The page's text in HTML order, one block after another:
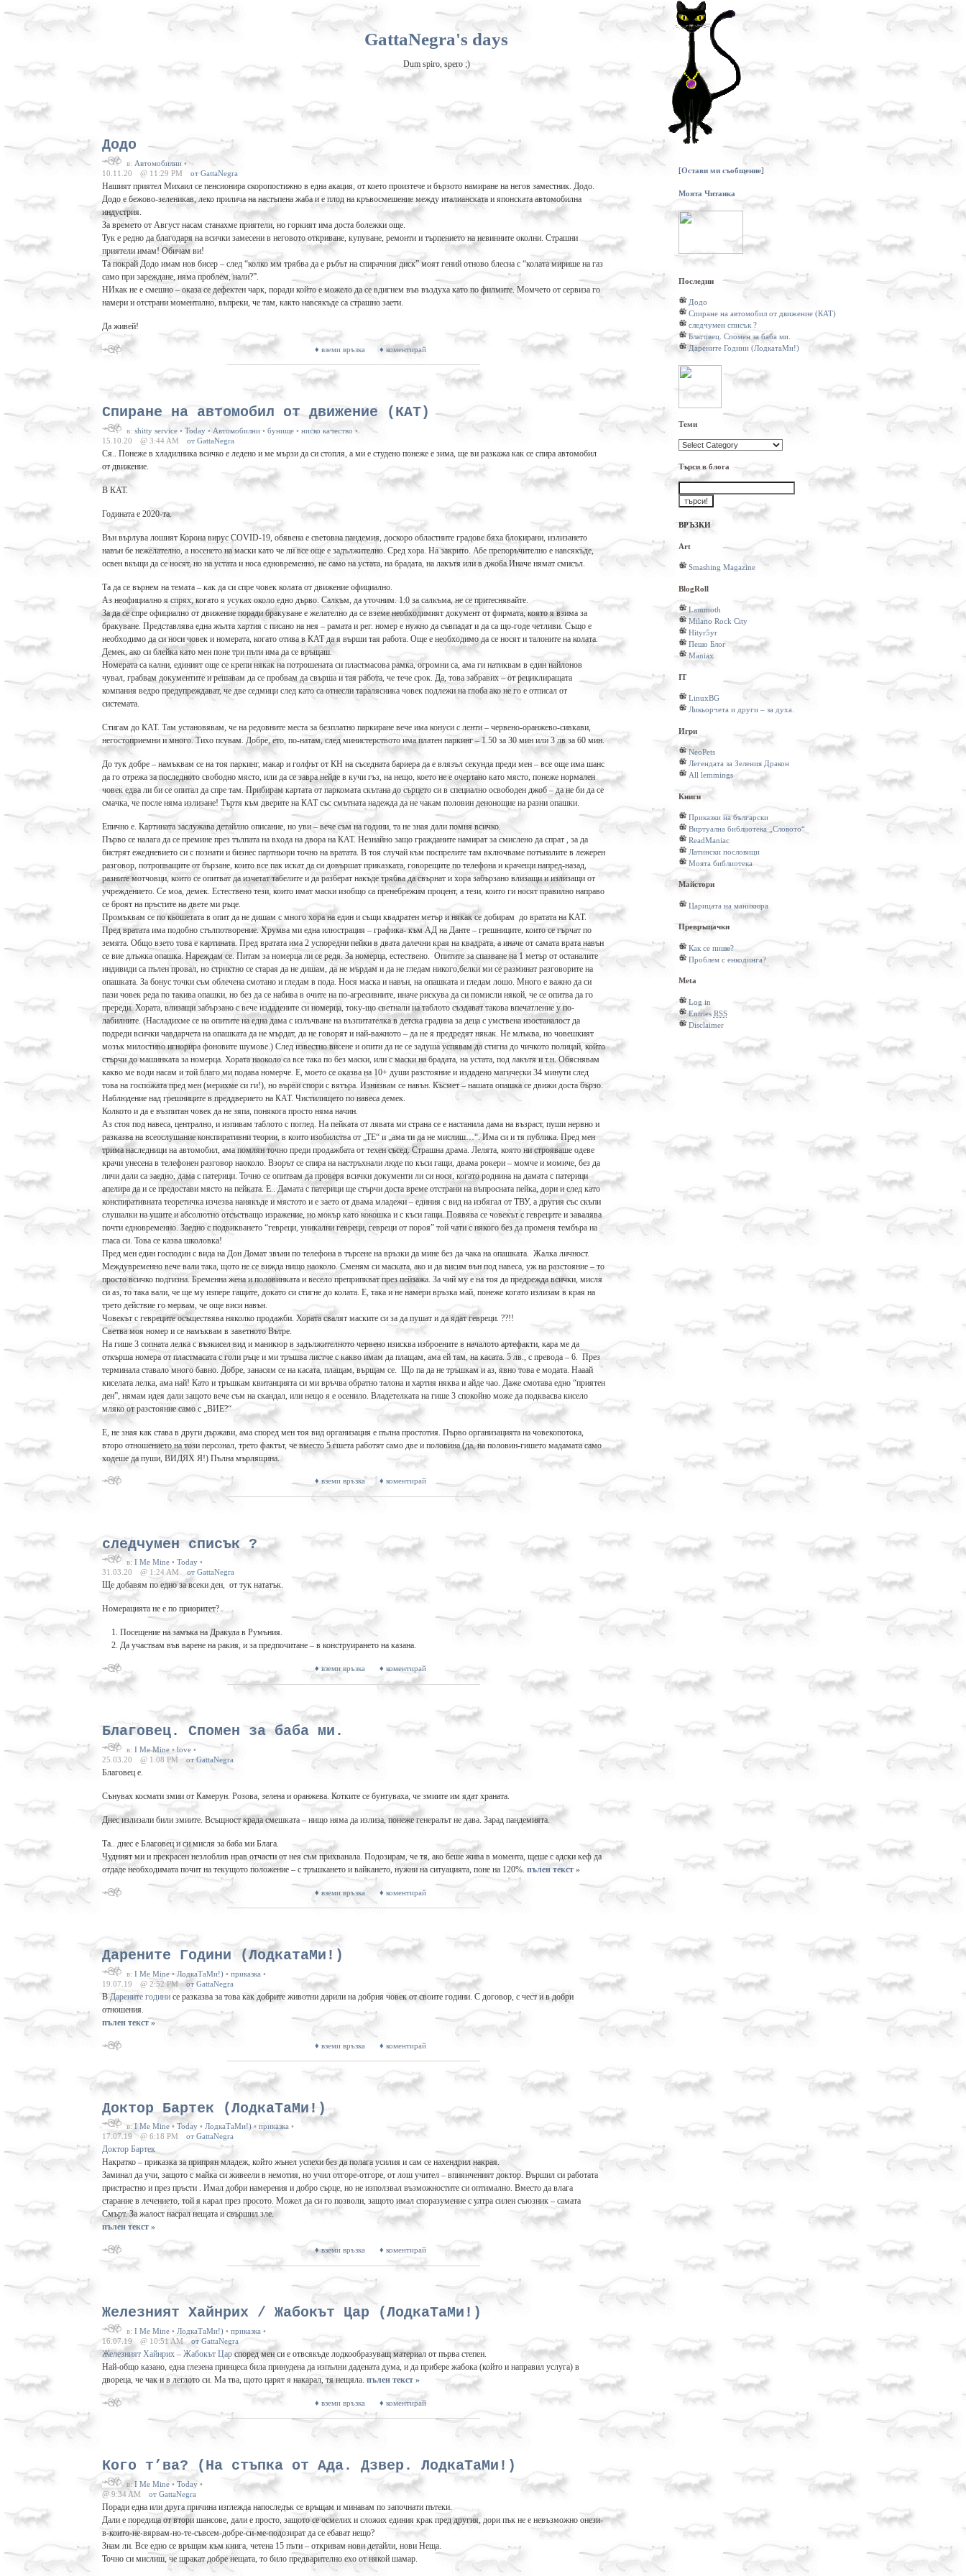
GattaNegra's days
Dum spiro, spero ;)
Додо
в: Автомобилни•
10.11.20
@ 11:29 PM от GattaNegra
Нашият приятел Михаил се пенсионира скоропостижно в една акация, от което произтече и бързото намиране на негов заместник. Додо.
Додо е бежово-зеленикав, леко прилича на настъпена жаба и е плод на кръвосмешение между италианската и японската автомобилна
индустрия.
За времето от Август насам станахме приятели, но горкият има доста болежки още.
Тук е редно да благодаря на всички замесени в неговото откриване, купуване, ремонти и търпението на невинните околни. Страшни
приятели имам! Обичам ви!
Та покрай Додо имам нов бисер – след “колко мм трябва да е ръбът на спирачния диск” моят гений отново блесна с “колата мирише на газ
само при зареждане, няма проблем, нали?”.
НИкак не е смешно – оказа се дефектен чарк, поради който е можело да се вдигнем във въздуха като по филмите. Момчето от сервиза го
намери и отстрани моментално, въпреки, че там, както навсякъде са страшно заети.
Да живей!
♦ вземи връзка ♦ коментирай
Спиране на автомобил от движение (КАТ)
в: shitty service• Today• Автомобилни• бунище• ниско качество•
15.10.20
@ 3:44 AM от GattaNegra
Ся.. Понеже в хладилника всичко е ледено и ме мързи да си стопля, а ми е студено понеже е зима, ще ви разкажа как се спира автомобил
от движение.
В КАТ.
Годината е 2020-та.
Вън върлува лошият Корона вирус COVID-19, обявена е световна пандемия, доскоро областните градове бяха блокирани, излизането
навън бе нежелателно, а носенето на маски като че ли все още е задължително. Сред хора. На закрито. Абе препоръчително е навсякъде,
освен вкъщи да се носят, но на устата и носа едновременно, не само на устата, на брадата, на лакътя или в джоба.Иначе нямат смисъл.
Та да се върнем на темата – как да си спре човек колата от движение официално.
Аз неофициално я спрях, когато я усуках около едно дърво. Салкъм, да уточним. 1:0 за салкъма, не се притеснявайте.
За да се спре официално от движение поради бракуване е желателно да се вземе необходимият документ от фирмата, която я взима за
бракуване. Представлява една жълта хартия с писано на нея – рамата и рег. номер е нужно да съвпадат и да са що-годе четливи. Също е
необходимо да си носи човек и номерата, когато отива в КАТ да я върши тая работа. Още е необходимо да се носят и талоните на колата.
Демек, ако си блейка като мен поне три пъти има да се връщаш.
Номерата са кални, единият още се крепи някак на потрошената си пластмасова рамка, огромни са, ама ги натиквам в един найлонов
чувал, грабвам документите и решавам да се пробвам да свърша и тая работа, че тече срок. Да, това забравих – от рециклиращата
компания ведро предупреждават, че две седмици след като са отнесли таралясника човек подлежи на глоба ако не го е отписал от
системата.
Стигам до КАТ. Там установявам, че на редовните места за безплатно паркиране вече има конуси с ленти – червено-оранжево-сивкави,
негостоприемни и много. Тихо псувам. Добре, ето, по-натам, след министерството има платен паркинг – 1.50 за 30 мин или 3 лв за 60 мин.
До тук добре – намъквам се на тоя паркинг, макар и голфът от КН на съседната бариера да е влязъл секунда преди мен – все още има шанс
да го отрежа за последното свободно място, или да се завра нейде в кучи гъз, на нещо, което не е очертано като място, понеже нормален
човек едва ли би се опитал да спре там. Прибирам картата от паркомата скътана до сърцето си в специално освободен джоб – да не би да се
смачка, че после няма излизане! Търтя към дверите на КАТ със смътната надежда да не чакам половин денонощие на разни опашки.
Епично е. Картината заслужава детайлно описание, но уви – вече съм на години, та не зная дали помня всичко.
Първо се налага да се премине през тълпата на входа на двора на КАТ. Незнайно защо гражданите намират за смислено да спрат , за да
бистрят ежедневието си с познати и бизнес партньори точно на вратата. В тоя случай към поспрелите там включваме потъналите в лежерен
разговор, потропващите от бързане, които все пак искат да си довършат приказката, говорещите по телефона и крачещи напред-назад,
разните мотчовци, които се опитват да изчетат табелите и да разберат накъде трябва да свърнат и хора забързано влизащи и излизащи от
учреждението. Се моа, демек. Естествено тези, които имат маски изобщо са пренебрежим процент, а тези, които ги носят правилно направо
се броят на пръстите на двете ми ръце.
Промъквам се по кьошетата в опит да не дишам с много хора на един и същи квадратен метър и някак се добирам до вратата на КАТ.
Пред вратата има подобно стълпотворение. Хрумва ми една илюстрация – графика- към АД на Данте – грешниците, които се гърчат по
земята. Общо взето това е картината. Пред вратата има 2 успоредни пейки в двата далечни края на квадрата, а иначе от самата врата навън
се вие длъжка опашка. Нареждам се. Питам за номерца ли се редя. За номерца, естествено. Опитите за спазване на 1 метър от останалите
индивиди са пълен провал, но стриктно се старая да не дишам, да не мърдам и да не гледам никого,белки ми се разминат разговорите на
опашката. За бонус точки съм облечена смотано и гледам в пода. Нося маска и навън, на опашката и гледам лошо. Много е важно да си
пази човек реда по такива опашки, но без да се набива в очите на по-агресивните, иначе рискува да си помисли някой, че се опитва да го
пререди. Хората, влизащи забързано с вече издадените си номерца, току-що светнали на таблото създават такова впечатление у по-
лабилните. (Насладихме се на опитите на една дама с излъчване на възпитателка в детска градина за деца с умствена изостаналост да
подреди всички чавдарчета на опашката да не мърдат, да не говорят и най-важното – да не я предредят някак. Не млъква, но човешкият
мозък милостиво игнорира фоновите шумове.) След известно висене и опити да не се задуша успявам да стигна до чичкото полицай, който
стърчи до машинката за номерца. Хората наоколо са все така по без маски, или с маски на брадата, на устата, под лакътя и т.н. Обяснявам
какво ме води насам и той благо ми подава номерче. Е, моето се оказва на 10+ души разстояние и издадено магически 34 минути след
това на госпожата пред мен (мерихме си ги!), но върви спори с вятъра. Изнизвам се навън. Късмет – нашата опашка се движи доста бързо.
Наблюдение над грешниците в преддверието на КАТ. Чистилището по навеса демек.
Колкото и да е възпитан човек да не зяпа, понякога просто няма начин.
Аз стоя под навеса, централно, и изпивам таблото с поглед. На пейката от лявата ми страна се е настанила дама на възраст, пуши нервно и
разказва на всеослушание конспиративни теории, в които изобилства от „ТЕ“ и „ама ти да не мислиш…“. Има си и тя публика. Пред мен
трима наследници на автомобил, ама помлян точно преди продажбата от техен съсед. Страшна драма. Лелята, която ни строяваше одеве
крачи унесена в телефонен разговор наоколо. Взорът се спира на настръхнали люде по къси гащи, двама рокери – момче и момиче, без да
личи дали са заедно, дама с патерици. Точно се опитвам да проверя всички документи ли си нося, когато роднина на дамата с патерици
апелира да и се предостави място на пейката. Е.. Дамата с патерици ще стърчи доста време отстрани на въпросната пейка, дори и след като
конспиративната теоретичка изчезва нанякъде и мястото и е заето от двама младежи – единия с вид на избягал от ТВУ, а другия със скъпи
слушалки на ушите и абсолютно отсъстващо изражение, но мокър като кокошка и с къси гащи. Появява се човекът с гевреците и завалява
почти едновременно. Заедно с подвикването “гевреци, уникални гевреци, гевреци от пороя” той чати с някого без да променя тембъра на
гласа си. Това се казва школовка!
Пред мен един господин с вида на Дон Домат звъни по телефона в търсене на връзки да мине без да чака на опашката. Жалка личност.
Междувременно вече вали така, щото не се вижда нищо наоколо. Сменям си маската, ако и да висим вън под навеса, уж на разстояние – то
просто всичко подгизна. Бременна жена и половинката и весело преприпкват през пейзажа. За чий му е на тоя да предрежда всички, мисля
си аз, то така вали, че ще му изпере гащите, докато си стигне до колата. Е, така и не намери връзка май, понеже когато излизам в края на
трето действие го мервам, че още виси навън.
Човекът с гевреците осъществява няколко продажби. Хората свалят маските си за да пушат и да ядат гевреци. ??!!
Светва моя номер и се намъквам в заветното Вътре.
На гише 3 сопната лелка с възкисел вид и маникюр в задължителното червено изисква изброените в началото артефакти, кара ме да
откърша номера от пластмасата с голи ръце и ми тръшва листче с какво имам да плащам, ама ей там, на касата. 5 лв., с превода – 6. През
терминала ставало много бавно. Добре, занасям се на касата, плащам, върщам се. Що па да не тръшкам и аз, явно това е модата. Нааай
киселата лелка, ама най! Като и тръшкам квитанцията си ми връчва обратно талона и хартия няква и айде чао. Даже смотава едно “приятен
ден”, нямам идея дали защото вече съм на скандал, или нещо я е осенило. Владетелката на гише 3 спокойно може да подквасва кисело
мляко от разстояние само с „ВИЕ?“
Е, не зная как става в други държави, ама според мен тоя вид организация е пълна простотия. Първо организацията на човекопотока,
второ отношението на този персонал, трето фактът, че вместо 5 гшета работят само две и половина (да, на половин-гишето мадамата само
ходеше да пуши, ВИДЯХ Я!) Пълна мърлящина.
♦ вземи връзка ♦ коментирай
следчумен списък ?
в: I Me Mine• Today•
31.03.20
@ 1:24 AM от GattaNegra
Ще добавям по едно за всеки ден, от тук нататък.
Номерацията не е по приоритет?
Посещение на замъка на Дракула в Румъния.
Да участвам във варене на ракия, и за предпочитане – в конструирането на казана.
♦ вземи връзка ♦ коментирай
Благовец. Спомен за баба ми.
в: I Me Mine• love•
25.03.20
@ 1:08 PM от GattaNegra
Благовец е.
Сънувах космати змии от Камерун. Розова, зелена и оранжева. Котките се бунтуваха, че змиите им ядат храната.
Днес излизали били змиите. Всъщност крада смешката – нищо няма да излиза, понеже генералът не дава. Зарад пандемията.
Та.. днес е Благовец и си мисля за баба ми Блага.
Чудният ми и прекрасен незлоблив нрав отчасти от нея съм прихванала. Подозирам, че тя, ако беше жива в момента, щеше с адски кеф да
отдаде необходимата почит на текущото положение – с тръшкането и вайкането, нужни на ситуацията, поне на 120%. пълен текст »
♦ вземи връзка ♦ коментирай
Дарените Години (ЛодкатаМи!)
в: I Me Mine•ЛодкаТаМи!)• приказка •
19.07.19
@ 2:52 PM от GattaNegra
ВДарените години се разказва за това как добрите животни дарили на добрия човек от своите години. С договор, с чест и в добри
отношения.
пълен текст »
♦ вземи връзка ♦ коментирай
Доктор Бартек (ЛодкаТаМи!)
в:I Me Mine• Today• ЛодкаТаМи!)• приказка •
17.07.19
@ 6:18 PM от GattaNegra
Доктор Бартек
Накратко – приказка за припрян младеж, който жънел успехи без да полага усилия и сам се нахендрил накрая.
Заминал да учи, защото с майка си живеели в немотия, но учил отгоре-отгоре, от лош учител – впиянченият доктор. Вършил си работата
пристрастно и през пръсти . Имал добри намерения и добро сърце, но не използвал възможностите си оптимално. Вместо да влага
старание в лечението, той я карал през просото. Можел да си го позволи, защото имал споразумение с ултра силен съюзник – самата
Смърт. За жалост насрал нещата и свършил зле.
пълен текст »
♦ вземи връзка ♦ коментирай
Железният Хайнрих / Жабокът Цар (ЛодкаТаМи!)
в: I Me Mine• ЛодкаТаМи!)• приказка •
16.07.19
@ 10:51 AM от GattaNegra
Железният Хайнрих – Жабокът Цар според мен си е отвсякъде лодкообразуващ материал от първа степен.
Най-общо казано, една глезена принцеса била принудена да изпълни дадената дума, и да прибере жабока (който и направил услуга) в
двореца, че чак и в леглото си. Ма тва, щото царят я накарал, тя нещяла. пълен текст »
♦ вземи връзка ♦ коментирай
Кого т’ва? (На стъпка от Ада. Дзвер. ЛодкаТаМи!)
в:I Me Mine• Today•
@ 9:34 AM
от GattaNegra
Поради една или друга причина изглежда напоследък се връщам и минавам по започнати пътеки.
Дали е поредица от втори шансове, дали е просто, защото се осмелих и сложих единия крак пред другия, дори пък не е невъзможно онези-
в-които-не-вярвам-но-те-съвсем-добре-си-ме-подозират да се ебават нещо?
Знам ли. Все едно се връщам към книга, четена 15 пъти – откривам нови детайли, нови Неща.
Точно си мислиш, че щракат добре нещата, то било предварително ехо от някой шамар.
[Остави ми съобщение]
Моята Читанка
Последни
Додо
Спиране на автомобил от движение (КАТ)
следчумен списък ?
Благовец. Спомен за баба ми.
Дарените Години (ЛодкатаМи!)
Теми
Теми
Търси в блога
ВРЪЗКИ
Art
Smashing Magazine
BlogRoll
Lammoth
Milano Rock City
Hityr5yr
Пешо Блог
Maniax
IT
LinuxBG
Ликьорчета и други – за духа.
Игри
NeoPets
Легендата за Зеления Дракон
All lemmings
Книги
Приказки на български
Виртуална библиотека „Словото“
ReadManiac
Латински пословици
Моята библиотека
Майстори
Царицата на маникюра
Превръщачки
Как се пише?
Проблем с енкодинга?
Meta
Log in
Entries RSS
Disclaimer